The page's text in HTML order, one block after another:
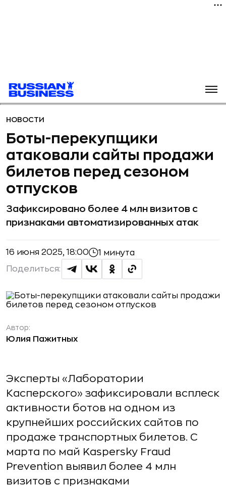
НОВОСТИ
Боты-перекупщики
атаковали сайты продажи
билетов перед сезоном
отпусков
Зафиксировано более 4 млн визитов с
признаками автоматизированных атак
16 июня 2025, 18:00 1 минута
Поделиться:
Автор:
Юлия Пажитных
Эксперты «Лаборатории
Касперского» зафиксировали всплеск
активности ботов на одном из
крупнейших российских сайтов по
продаже транспортных билетов. С
марта по май Kaspersky Fraud
Prevention выявил более 4 млн
визитов с признаками